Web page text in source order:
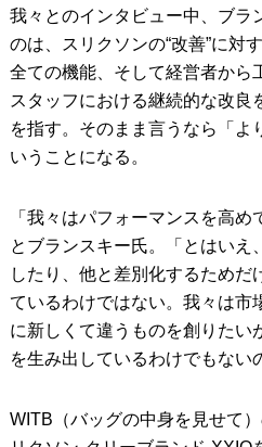
我々とのインタビュー中、ブラ
のは、スリクソンの“改善”に対
全ての機能、そして経営者から
スタッフにおける継続的な改良
を指す。そのまま言うなら「よ
いうことになる。
「我々はパフォーマンスを高め
とブランスキー氏。「とはいえ
したり、他と差別化するためだ
ているわけではない。我々は市
に新しくて違うものを創りたい
を生み出しているわけでもない
WITB（バッグの中身を見せて